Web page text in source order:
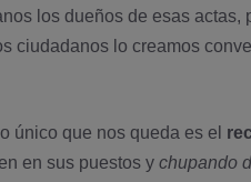
los dueños de esas actas,
ciudadanos lo creamos
único que nos queda es el
en sus puestos y chupando